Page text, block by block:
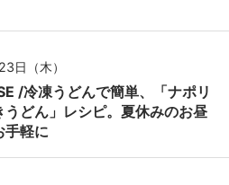
日（木）
/冷凍うどんで簡単、「ナポリ
うどん」レシピ。夏休みのお昼
手軽に